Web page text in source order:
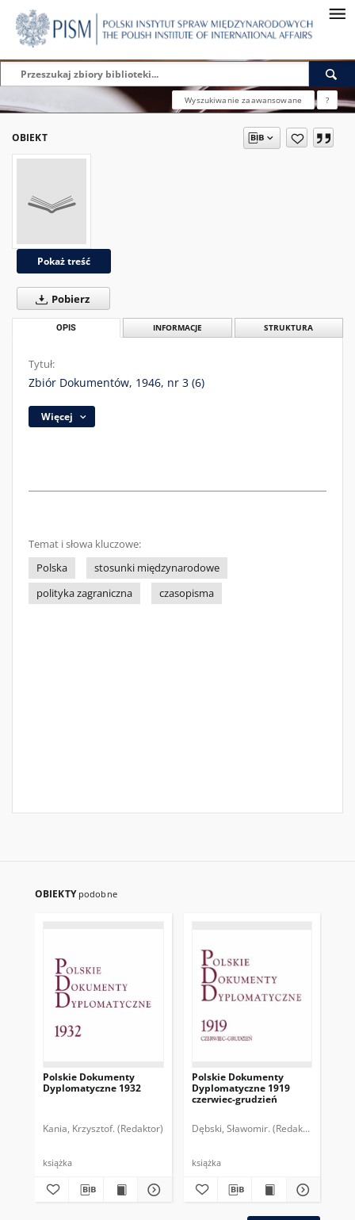
Wyszukiwanie zaawansowane ?
OBIEKT
Pokaż treść
Pobierz
OPIS INFORMACJE STRUKTURA
Tytuł:
Zbiór Dokumentów, 1946, nr 3 (6)
Więcej
Temat i słowa kluczowe:
Polska
stosunki międzynarodowe
polityka zagraniczna
czasopisma
OBIEKTY podobne
Polskie Dokumenty
Dyplomatyczne 1932
Kania, Krzysztof. (Redaktor)
książka
Polskie Dokumenty
Dyplomatyczne 1919
czerwiec-grudzień
Dębski, Sławomir. (Redaktor)
książka